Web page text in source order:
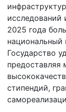
исследований
2025 года
Государство
стипендий,